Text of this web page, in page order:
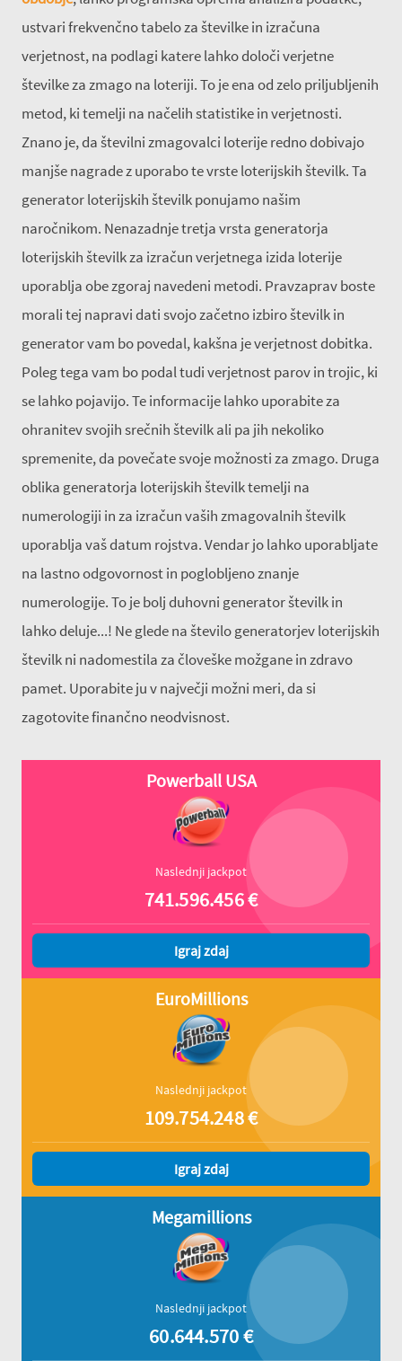
ustvari frekvenčno tabelo za številke in izračuna
verjetnost, na podlagi katere lahko določi verjetne
številke za zmago na loteriji. To je ena od zelo priljubljenih
metod, ki temelji na načelih statistike in verjetnosti.
Znano je, da številni zmagovalci loterije redno dobivajo
manjše nagrade z uporabo te vrste loterijskih številk. Ta
generator loterijskih številk ponujamo našim
naročnikom. Nenazadnje tretja vrsta generatorja
loterijskih številk za izračun verjetnega izida loterije
uporablja obe zgoraj navedeni metodi. Pravzaprav boste
morali tej napravi dati svojo začetno izbiro številk in
generator vam bo povedal, kakšna je verjetnost dobitka.
Poleg tega vam bo podal tudi verjetnost parov in trojic, ki
se lahko pojavijo. Te informacije lahko uporabite za
ohranitev svojih srečnih številk ali pa jih nekoliko
spremenite, da povečate svoje možnosti za zmago. Druga
oblika generatorja loterijskih številk temelji na
numerologiji in za izračun vaših zmagovalnih številk
uporablja vaš datum rojstva. Vendar jo lahko uporabljate
na lastno odgovornost in poglobljeno znanje
numerologije. To je bolj duhovni generator številk in
lahko deluje...! Ne glede na število generatorjev loterijskih
številk ni nadomestila za človeške možgane in zdravo
pamet. Uporabite ju v največji možni meri, da si
zagotovite finančno neodvisnost.
Powerball USA
Naslednji jackpot
741.596.456€
Igraj zdaj
EuroMillions
Naslednji jackpot
109.754.248€
Igraj zdaj
Megamillions
Naslednji jackpot
60.644.570€